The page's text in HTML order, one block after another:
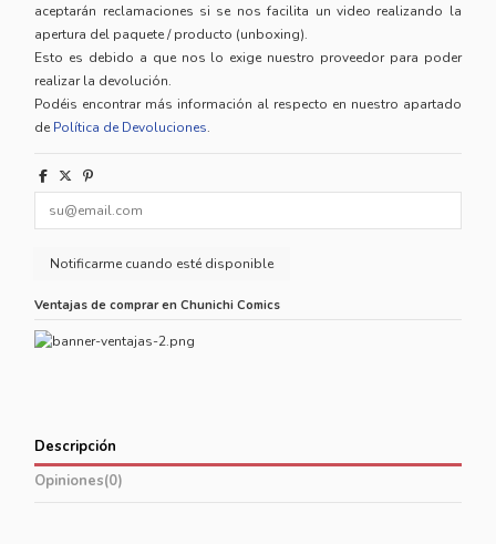
aceptarán reclamaciones si se nos facilita un video realizando la
apertura del paquete / producto (unboxing).
Esto es debido a que nos lo exige nuestro proveedor para poder
realizar la devolución.
Podéis encontrar más información al respecto en nuestro apartado
de Política de Devoluciones.
Ventajas de comprar en Chunichi Comics
Descripción
Opiniones(0)